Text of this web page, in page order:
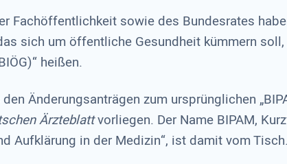
Fachöffentlichkeit sowie des Bundesrates
sich um öffentliche Gesundheit kümmern
heißen.
Änderungsanträgen zum ursprünglichen
Ärzteblattvorliegen. Der Name BIPAM,
Aufklärung in der Medi­zin“, ist damit vom Tisch.